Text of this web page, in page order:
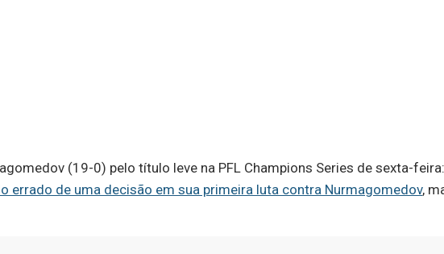
(19-0) pelo título leve na PFL Champions Series de sexta-
errado de uma decisão em sua primeira luta contra Nurmagomedov,